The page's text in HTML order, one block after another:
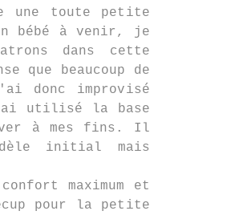
une toute petite
bébé à venir, je
dans cette
beaucoup de
donc improvisé
utilisé la base
à mes fins. Il
initial mais
maximum et
pour la petite